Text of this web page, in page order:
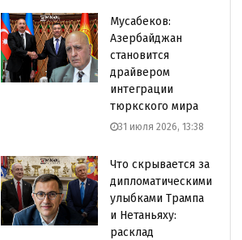
Мусабеков:
Азербайджан
становится
драйвером
интеграции
тюркского мира
31 июля 2026, 13:38
Что скрывается за
дипломатическими
улыбками Трампа
и Нетаньяху:
расклад